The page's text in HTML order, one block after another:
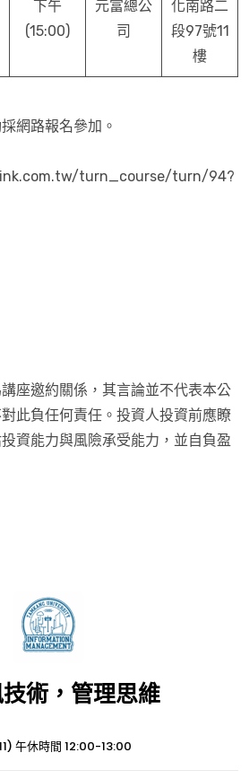
下午
(15:00)
元富總公
司
化南路二
段97號11
樓
網路報名參加。
turn_course/turn/94?
座邀約關係，其言論並不代表本公
此負任何責任。投資人投資前應瞭
資能力與風險承受能力，並自負盈
術，管理思維
午休時間 12:00-13:00